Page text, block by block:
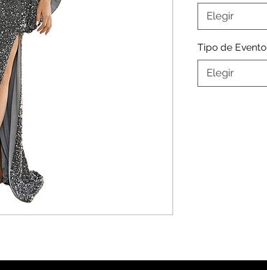
Elegir
Tipo de Evento
Elegir